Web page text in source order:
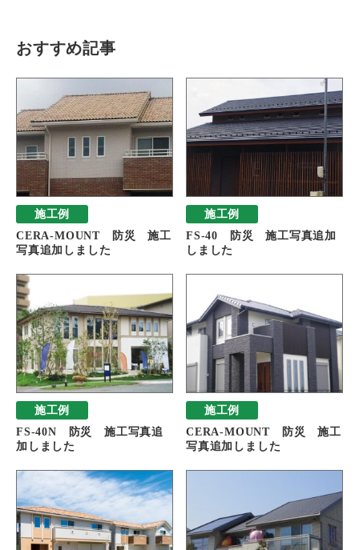
おすすめ記事
施工例
CERA-MOUNT 防災 施工
写真追加しました
施工例
FS-40 防災 施工写真追加
しました
施工例
FS-40N 防災 施工写真追
加しました
施工例
CERA-MOUNT 防災 施工
写真追加しました